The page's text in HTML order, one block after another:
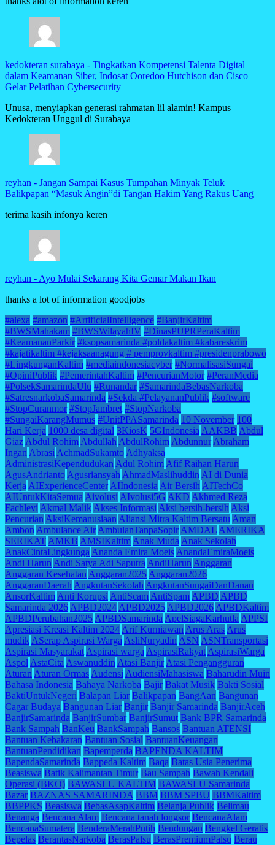
kedokteran surabaya - Tingkatkan Kompetensi Talenta Digital
dalam Keamanan Siber, Indosat Ooredoo Hutchison dan Cisco
Gelar Pelatihan Cybersecurity
Unusa, menyiapkan generasi rahmatan lil alamin! Kampus
Kedokteran Unggul di Surabaya
reyhan - Jangan Sampai Kasus Tumpahan Minyak Teluk
Balikpapan “Masuk Angin”di Tangan Hakim Yang Rakus Uang
terima kasih infonya keren
reyhan - Ayo Mulai Sekarang Kita Gemar Makan Ikan
thanks a lot of information goodjobs
#alexa #amazon #ArtificialIntelligence #BanjirKaltim
#BWSMahakam #BWSWilayahIV #DinasPUPRPeraKaltim
#KeamananParkir #ksopsamarinda #poldakaltim #kabareskrim
#kajatikaltim #kejaksaanagung # pemprovkaltim #presidenprabowo
#LingkunganKaltim #mediaindonesiacyber #NormalisasiSungai
#OpiniPublik #PemerintahKaltim #PencurianMotor #PeranMedia
#PolsekSamarindaUlu #Runandar #SamarindaBebasNarkoba
#SatresnarkobaSamarinda #Sekda #PelayananPublik #software
#StopCuranmor #StopJambret #StopNarkoba
#SungaiKarangMumus #UnitPPASamarinda 10 November 100
Hari Kerja 1000 desa digital 3KiosK 5GIndonesia AAKBB Abdul
Giaz Abdul Rohim Abdullah AbdulRohim Abdunnur Abraham
Ingan Abrasi AchmadSukamto Adhyaksa
AdministrasiKependudukan Adul Rohim Afif Raihan Harun
AgusAndrianto Agusriansyah AhmadMaslihuddin AI di Dunia
Kerja AIExperienceCenter AIIndonesia Air Bersih AITechCo
AIUntukKitaSemua Aivolusi AIvolusi5G AKD Akhmed Reza
Fachlevi Akmal Malik Akses Informasi Aksi bersih-bersih Aksi
Pencurian AksiKemanusiaan Aliansi Mitra Kaltim Bersatu Aman
Ambon Ambulance Air AmbulanTanpaSopir AMDAL AMERIKA
SERIKAT AMKB AMSIKaltim Anak Muda Anak Sekolah
AnakCintaLingkunga Ananda Emira Moeis AnandaEmiraMoeis
Andi Harun Andi Satya Adi Saputra AndiHarun Anggaran
Anggaran Kesehatan Anggaran2025 Anggaran2026
AnggaranDaerah AngkutanSekolah AngkutanSungaiDanDanau
AnsorKaltim Anti Korupsi AntiScam AntiSpam APBD APBD
Samarinda 2026 APBD2024 APBD2025 APBD2026 APBDKaltim
APBDPerubahan2025 APBDSamarinda ApelSiagaKarhutla APPSI
Apresiasi Kreasi Kaltim 2024 Arif Kurniawan Arus Aras Arus
mudik ASerap Aspirasi Warga AsliNuryadin ASN ASNTransportasi
Aspirasi Masyarakat Aspirasi warga AspirasiRakyat AspirasiWarga
Aspol AstaCita Aswanuddin Atasi Banjir Atasi Pengangguran
Aturan Aturan Ormas Audensi AudiensiMahasiswa Baharudin Muin
Bahasa Indonesia Bahaya Narkoba Bajir Bakat Musik Bakti Sosial
BaktiUntukNegeri Balapan Liar Balikpapan BangAan Bangunan
Cagar Budaya Bangunan Liar Banjir Banjir Samarinda BanjirAceh
BanjirSamarinda BanjirSumbar BanjirSumut Bank BPR Samarinda
Bank Sampah BanKeu BankSampah Bansos Bantuan ATENSI
Bantuan Kebakaran Bantuan Sosial BantuanKeuangan
BantuanPendidikan Bapemperda BAPENDA KALTIM
BapendaSamarinda Bappeda Kaltim Baqa Batas Usia Penerima
Beasiswa Batik Kalimantan Timur Bau Sampah Bawah Kendali
Operasi (BKO) BAWASLU KALTIM BAWASLU Samarinda
Bazar BAZNAS SAMARINDA BBM BBM SPBU BBMKaltim
BBPPKS Beasiswa BebasAsapKaltim Belanja Publik Belimau
Benanga Bencana Alam Bencana tanah longsor BencanaAlam
BencanaSumatera BenderaMerahPutih Bendungan Bengkel Geratis
Bepelas BerantasNarkoba BerasPalsu BerasPremiumPalsu Berau